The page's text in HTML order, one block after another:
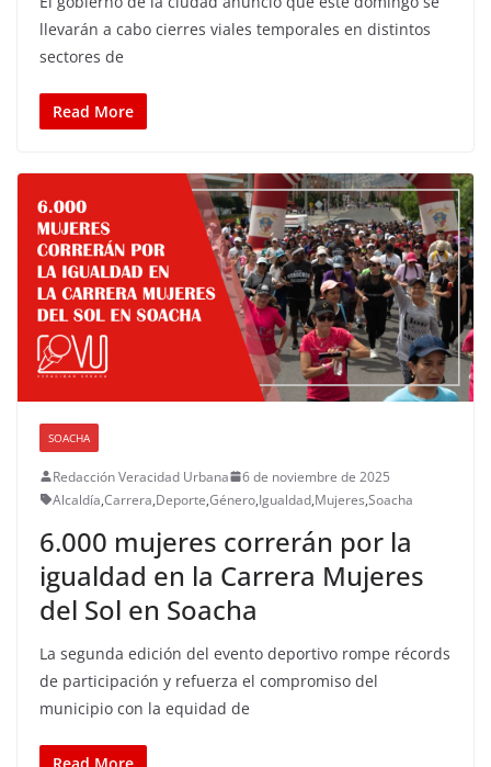
llevarán a cabo cierres viales temporales en distintos
sectores de
Read More
SOACHA
Redacción Veracidad Urbana
6 de noviembre de 2025
Alcaldía,Carrera,Deporte,Género,Igualdad,Mujeres,Soacha
6.000 mujeres correrán por la
igualdad en la Carrera Mujeres
del Sol en Soacha
La segunda edición del evento deportivo rompe récords
de participación y refuerza el compromiso del
municipio con la equidad de
Read More